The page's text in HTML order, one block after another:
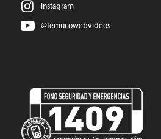
Instagram
@temucowebvideos